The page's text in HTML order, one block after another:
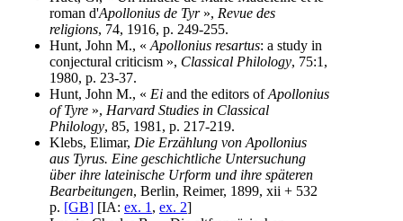
roman d'Apollonius de Tyr», Revue des
religions, 74, 1916, p. 249-255.
Hunt, John M., « Apollonius resartus: a study in
conjectural criticism », Classical Philology, 75:1,
1980, p. 23-37.
Hunt, John M., « Ei and the editors ofApollonius
of Tyre », Harvard Studies in Classical
Philology, 85, 1981, p. 217-219.
Klebs, Elimar, Die Erzählung von Apollonius
aus Tyrus. Eine geschichtliche Untersuchung
über ihre lateinische Urform und ihre späteren
Bearbeitungen, Berlin, Reimer, 1899, xii + 532
p. [GB] [IA: ex. 1 , ex. 2]